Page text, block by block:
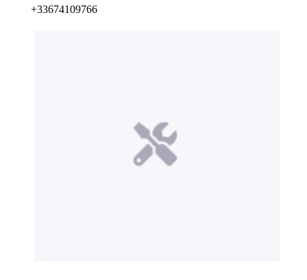
+33674109766